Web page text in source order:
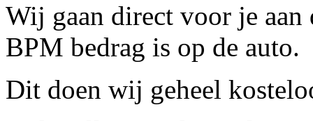
Wij gaan direct voor je aan
BPM bedrag is op de auto.
Dit doen wij geheel